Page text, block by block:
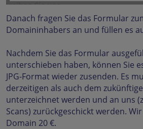
Danach fragen Sie das Formular
Domaininhabers an und füllen es
Nachdem Sie das Formular
unterschieben haben, können Sie
JPG-Format wieder zusenden. Es
derzeitigen als auch dem
unterzeichnet werden und an uns
Scans) zurückgeschickt werden.
Domain 20 €.